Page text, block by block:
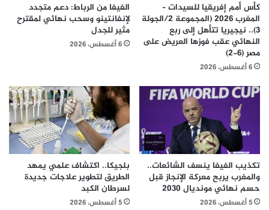
كأس أمم إفريقيا للسيدات –
المغرب 2026 (المجموعة 2/الجولة
3).. نيجيريا تتأهل إلى ربع
النهائي عقب فوزها العريض على
مصر (6-2)
6 أغسطس، 2026
الفيفا من الرباط: دعم متجدد
لإنفانتينو وسحب نهائي لمقترح
مثير للجدل
6 أغسطس، 2026
تكذيب الفيفا ينسف الشائعات..
والمغرب يربح معركة الإنجاز قبل
حسم نهائي مونديال 2030
5 أغسطس، 2026
بلجيكا.. اكتشاف علمي يمهد
الطريق لتطوير علاجات جديدة
لسرطان الكبد
5 أغسطس، 2026